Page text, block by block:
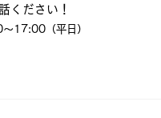
ください！
17:00（平日）